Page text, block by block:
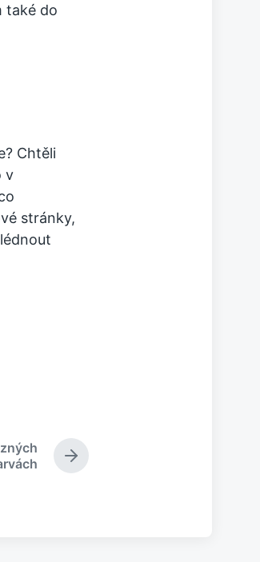
také do
Chtěli
v
stránky,
N
á